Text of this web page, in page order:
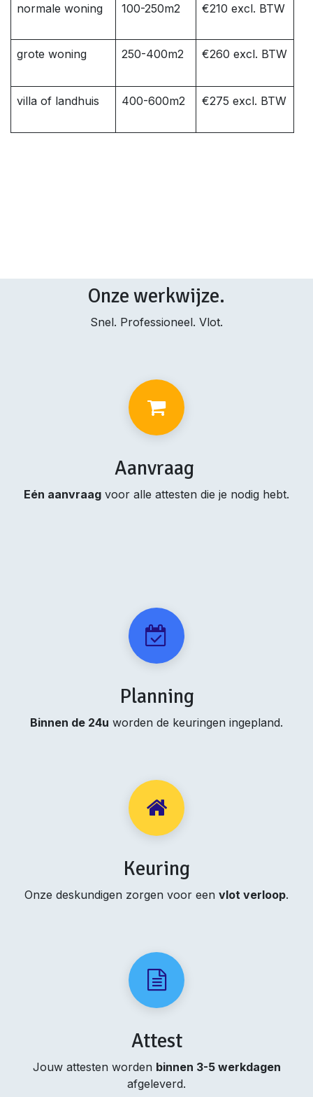
normale woning 100-250m2 €210 excl. BTW
grote woning 250-400m2 €260 excl. BTW
villa of landhuis 400-600m2 €275 excl. BTW
Onze werkwijze.
Snel. Professioneel. Vlot.
Aanvraag
Eén aanvraag voor alle attesten die je nodig hebt.
Planning
Binnen de 24u worden de keuringen ingepland.
Keuring
Onze deskundigen zorgen voor een vlot verloop.
Attest
Jouw attesten worden binnen 3-5 werkdagen
afgeleverd.